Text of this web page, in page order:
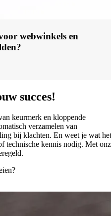
webwinkels en
succes!
keurmerk en kloppende
verzamelen van
bij klachten. En weet je wat het
technische kennis nodig. Met